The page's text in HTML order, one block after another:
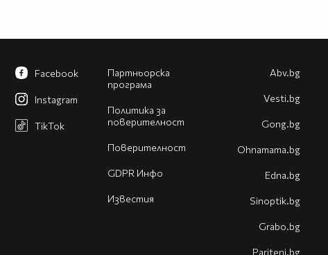
Партньорска
програма
Политика за
поверителност
Поверителност
GDPR Инфо
Известия
Facebook
Instagram
TikTok
Abv.bg
Vesti.bg
Gong.bg
Оhnamama.bg
Edna.bg
Sinoptik.bg
Grabo.bg
Pariteni.bg